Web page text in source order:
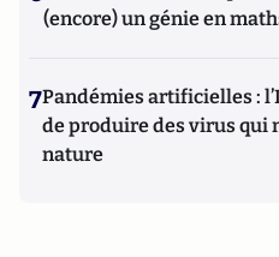
(encore) un génie en
7Pandémies artificielles :
de produire des virus qui
nature